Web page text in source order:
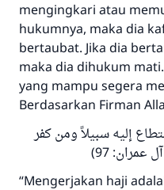
mengingkari atau
hukumnya, maka dia
bertaubat. Jika dia
maka dia dihukum
yang mampu segera
Berdasarkan Firman
إليه سبيلاً ومن كفر
97)
“Mengerjakan haji